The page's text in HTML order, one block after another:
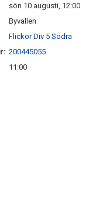
sön 10 augusti, 12:00
Byvallen
Flickor Div 5 Södra
200445055
11:00